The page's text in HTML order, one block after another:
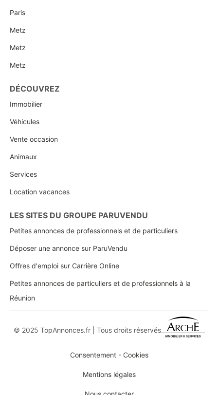
Paris
Metz
Metz
Metz
DÉCOUVREZ
Immobilier
Véhicules
Vente occasion
Animaux
Services
Location vacances
LES SITES DU GROUPE PARUVENDU
Petites annonces de professionnels et de particuliers
Déposer une annonce sur ParuVendu
Offres d'emploi sur Carrière Online
Petites annonces de particuliers et de professionnels à la
Réunion
© 2025 TopAnnonces.fr | Tous droits réservés
Consentement - Cookies
Mentions légales